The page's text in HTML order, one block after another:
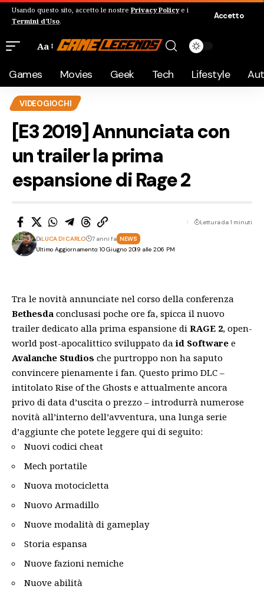
Usando questo sito, accetto le nostre Privacy Policye i
Termini d'Uso.
Accetto
Aa
Games Movies Geek Tech Lifestyle
VIDEOGIOCHI
[E3 2019] Annunciata con
un trailer la prima
espansione di Rage 2
Ultimo Aggiornamento: 10 Giugno 2019 alle 2:06 PM
DiLUCA DI CARLO 7 anni fa NEWS
Lettura da 1 minuti
Tra le novità annunciate nel corso della conferenza
Bethesda conclusasi poche ore fa, spicca il nuovo
trailer dedicato alla prima espansione di RAGE 2, open-
world post-apocalittico sviluppato daid Software e
Avalanche Studios che purtroppo non ha saputo
convincere pienamente i fan. Questo primo DLC –
intitolato Rise of the Ghosts e attualmente ancora
privo di data d’uscita o prezzo – introdurrà numerose
novità all’interno dell’avventura, una lunga serie
d’aggiunte che potete leggere qui di seguito:
Nuovi codici cheat
Mech portatile
Nuova motocicletta
Nuovo Armadillo
Nuove modalità di gameplay
Storia espansa
Nuove fazioni nemiche
Nuove abilità